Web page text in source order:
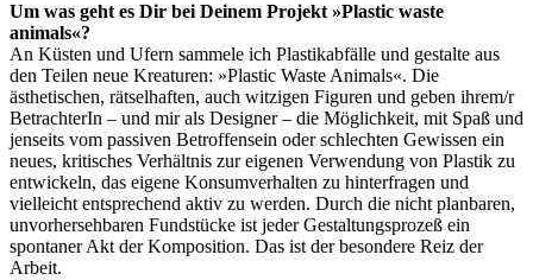
Um was geht es Dir bei Deinem Projekt »Plastic waste
animals«?
An Küsten und Ufern sammele ich Plastikabfälle und gestalte aus
den Teilen neue Kreaturen: »Plastic Waste Animals«. Die
ästhetischen, rätselhaften, auch witzigen Figuren und geben ihrem/r
BetrachterIn – und mir als Designer – die Möglichkeit, mit Spaß und
jenseits vom passiven Betroffensein oder schlechten Gewissen ein
neues, kritisches Verhältnis zur eigenen Verwendung von Plastik zu
entwickeln, das eigene Konsumverhalten zu hinterfragen und
vielleicht entsprechend aktiv zu werden. Durch die nicht planbaren,
unvorhersehbaren Fundstücke ist jeder Gestaltungsprozeß ein
spontaner Akt der Komposition. Das ist der besondere Reiz der
Arbeit.